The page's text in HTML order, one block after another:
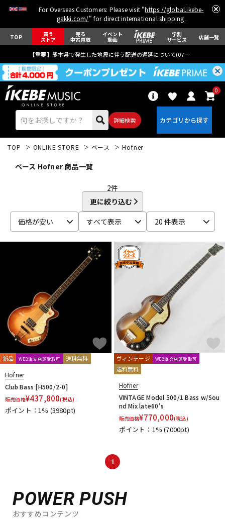
For Overseas Customers: Please visit "https://global.ikebe-
gakki.com/" for direct international shipping.
TOP 買う
ストア
売る
中古買取
イベント
動画
学割
サービス 店舗一覧
【重要】熊本県で発生した地震に伴う配送の遅延について(07月29日
詳細検索
0
ベース ウクレレ
パーカッション
キーボード 電子ピアノ
その他楽器
アンプ
DTM
配信/ライブ機器
TOP ONLINE STORE ベース Hofner
ベース Hofner 商品一覧
2件
更に絞り込む
価格が安い
すべて表示 20 件表示
新品 WEB注文店頭受取可 送料無料
Hofner
Club Bass [H500/2-0]
販売価格¥437,800(税込)
ポイント：1% (3980pt)
ヴィンテージ WEB注文店頭受取可
送料無料
Hofner
VINTAGE Model 500/1 Bass w/Sou
nd Mix late60's
販売価格¥770,000(税込)
ポイント：1%(7000pt)
1
POWER PUSH
おすすめコンテンツ